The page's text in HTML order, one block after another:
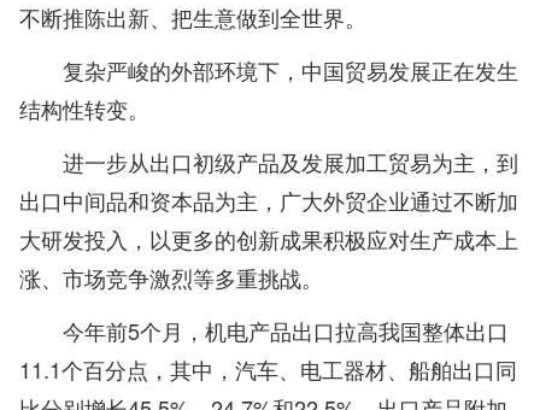
不断推陈出新、把生意做到全世界。
复杂严峻的外部环境下，中国贸易发展正在发生
结构性转变。
进一步从出口初级产品及发展加工贸易为主，到
出口中间品和资本品为主，广大外贸企业通过不断加
大研发投入，以更多的创新成果积极应对生产成本上
涨、市场竞争激烈等多重挑战。
今年前5个月，机电产品出口拉高我国整体出口
11.1个百分点，其中，汽车、电工器材、船舶出口同